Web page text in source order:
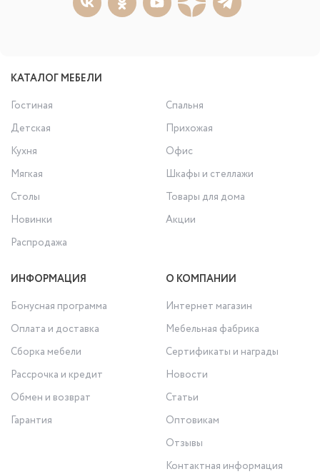
КАТАЛОГ МЕБЕЛИ
Гостиная
Спальня
Детская
Прихожая
Кухня
Офис
Мягкая
Шкафы и стеллажи
Столы
Товары для дома
Новинки
Акции
Распродажа
ИНФОРМАЦИЯ
Бонусная программа
Оплата и доставка
Сборка мебели
Рассрочка и кредит
Обмен и возврат
Гарантия
О КОМПАНИИ
Интернет магазин
Мебельная фабрика
Сертификаты и награды
Новости
Статьи
Оптовикам
Отзывы
Контактная информация